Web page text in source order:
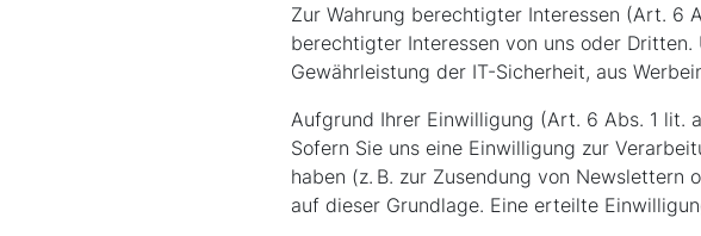
Zur Wahrung berechtigter Interessen (Art. 6
berechtigter Interessen von uns oder
Gewährleistung der IT-Sicherheit, aus
Aufgrund Ihrer Einwilligung (Art. 6 Abs. 1 lit. a
Sofern Sie uns eine Einwilligung zur
haben (z. B. zur Zusendung von
auf dieser Grundlage. Eine erteilte